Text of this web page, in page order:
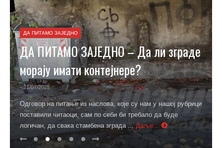
ДА ПИТАМО ЗАЈЕДНО
ДА ПИТАМО ЗАЈЕДНО – Да ли зграде
морају имати контејнере?
- 21/07/2025
Одговор на питање из наслова, које су нам у нашој рубрици
поставили читаоци, сам по себи би требало да буде
логичан, да свака стамбена зграда ... Даље...